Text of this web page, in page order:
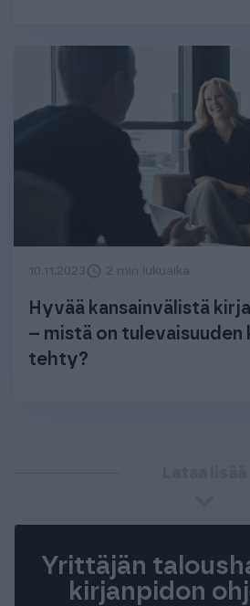
10.11.2023 2 min lukuaika
Hyvää kansainvälistä
– mistä on tulevaisuuden
tehty?
Yrittäjän
kirjanpidon